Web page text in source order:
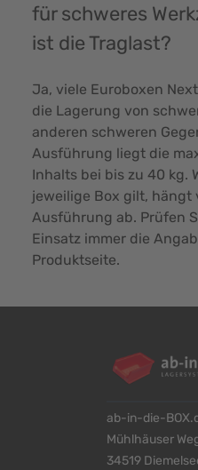
für schweres
ist die Traglast?
Ja, viele Euroboxen
die Lagerung von
anderen schweren
Ausführung liegt die
Inhalts bei bis zu 40 kg.
jeweilige Box gilt, hängt
Ausführung ab. Prüfen
Einsatz immer die
Produktseite.
ab-in-die-
Mühlhäuser
34519